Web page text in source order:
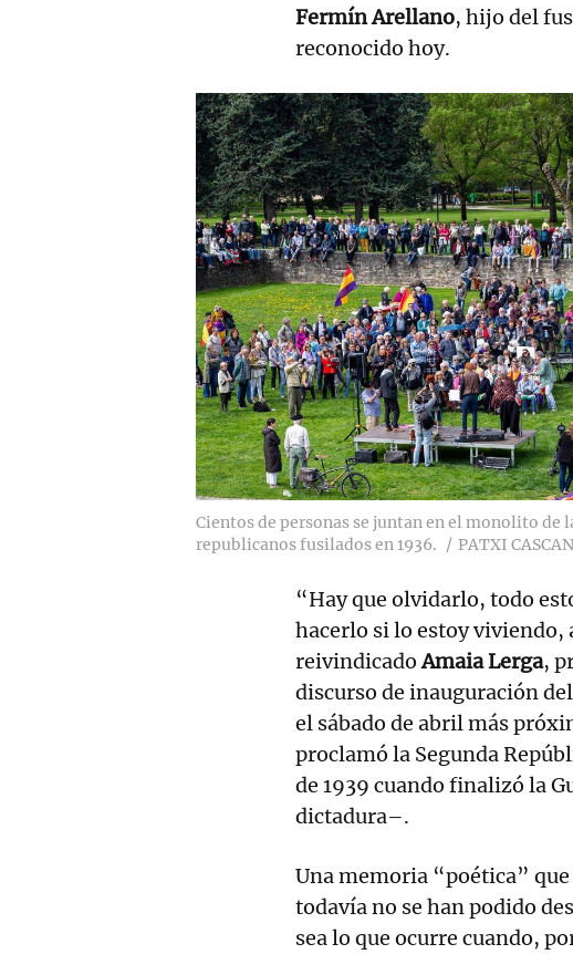
Fermín Arellano, hijo del
reconocido hoy.
RELACIONADAS
Una pamplonesa valiente y
comprometida, fusilada por
los fascistas en 1937
Cientos de personas se juntan en el monolito de
republicanos fusilados en 1936.
PATXI
“Hay que olvidarlo, todo
hacerlo si lo estoy viviendo,
reivindicadoAmaia Lerga,
discurso de inauguración
el sábado de abril más
proclamó la Segunda
de 1939 cuando finalizó la
dictadura–.
Una memoria “poética”
todavía no se han podido
sea lo que ocurre cuando,